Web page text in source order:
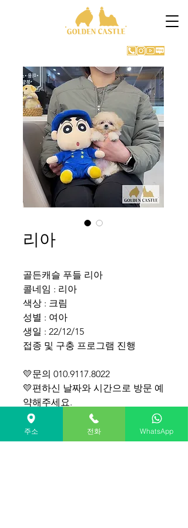
리아
골든캐슬 푸들 리아
콜네임 : 리아
색상 : 크림
성별 : 여아
생일 : 22/12/15
접종 및 구충 프로그램 진행
💛문의 010.9117.8022
💛편하신 날짜와 시간으로 방문 예
약해주세요.
Golden Castle's Poodle +
Bichon for sale(South KOREA)
주소 전화 WhatsApp